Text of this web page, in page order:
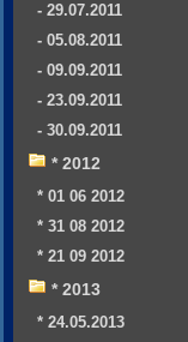
- 29.07.2011
- 05.08.2011
- 09.09.2011
- 23.09.2011
- 30.09.2011
* 2012
* 01 06 2012
* 31 08 2012
* 21 09 2012
* 2013
* 24.05.2013